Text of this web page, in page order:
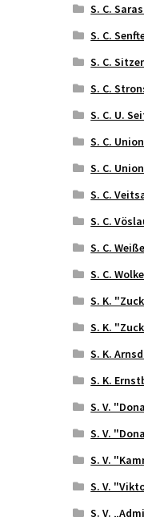
S. C.
S. C.
S. C.
S. C.
S. C. U.
S. C.
S. C.
S. C.
S. C.
S. C.
S. C.
S. K.
S. K.
S. K.
S. K.
S. V.
S. V.
S. V.
S. V.
S. V.